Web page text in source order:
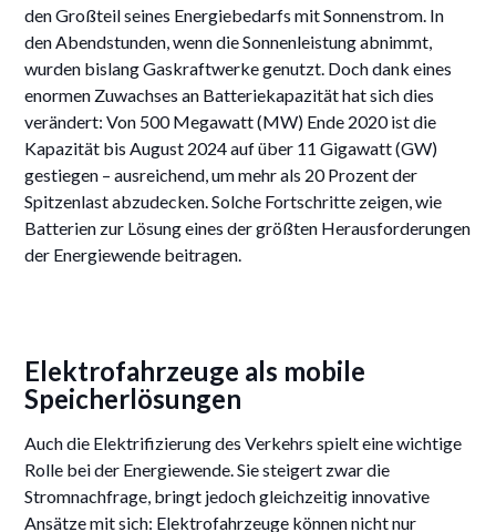
den Großteil seines Energiebedarfs mit Sonnenstrom. In
den Abendstunden, wenn die Sonnenleistung abnimmt,
wurden bislang Gaskraftwerke genutzt. Doch dank eines
enormen Zuwachses an Batteriekapazität hat sich dies
verändert: Von 500 Megawatt (MW) Ende 2020 ist die
Kapazität bis August 2024 auf über 11 Gigawatt (GW)
gestiegen – ausreichend, um mehr als 20 Prozent der
Spitzenlast abzudecken. Solche Fortschritte zeigen, wie
Batterien zur Lösung eines der größten Herausforderungen
der Energiewende beitragen.
Elektrofahrzeuge als mobile
Speicherlösungen
Auch die Elektrifizierung des Verkehrs spielt eine wichtige
Rolle bei der Energiewende. Sie steigert zwar die
Stromnachfrage, bringt jedoch gleichzeitig innovative
Ansätze mit sich: Elektrofahrzeuge können nicht nur